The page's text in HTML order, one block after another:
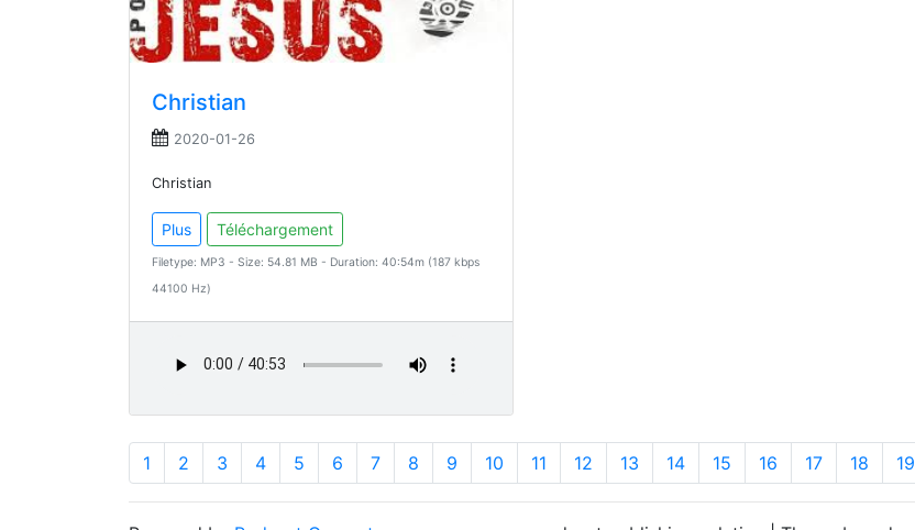
Christian
2020-01-26
Christian
Plus Téléchargement
Filetype: MP3 - Size: 54.81 MB - Duration: 40:54m (187 kbps
44100 Hz)
1 2 3 4 5 6 7 8 9 10 11 12 13 14 15 16 17 18 19